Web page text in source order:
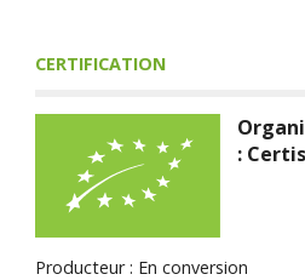
CERTIFICATION
:
Producteur : En conversion